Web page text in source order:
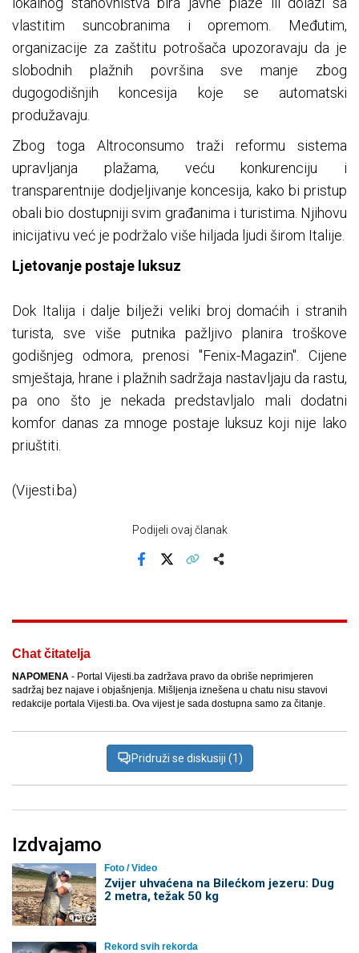
vlastitim suncobranima i opremom. Međutim,
organizacije za zaštitu potrošača upozoravaju da je
slobodnih plažnih površina sve manje zbog
dugogodišnjih koncesija koje se automatski
produžavaju.
Zbog toga Altroconsumo traži reformu sistema
upravljanja plažama, veću konkurenciju i
transparentnije dodjeljivanje koncesija, kako bi pristup
obali bio dostupniji svim građanima i turistima. Njihovu
inicijativu već je podržalo više hiljada ljudi širom Italije.
Ljetovanje postaje luksuz
Dok Italija i dalje bilježi veliki broj domaćih i stranih
turista, sve više putnika pažljivo planira troškove
godišnjeg odmora, prenosi "Fenix-Magazin". Cijene
smještaja, hrane i plažnih sadržaja nastavljaju da rastu,
pa ono što je nekada predstavljalo mali dodatni
komfor danas za mnoge postaje luksuz koji nije lako
priuštiti.
(Vijesti.ba)
Podijeli ovaj članak
Chat čitatelja
NAPOMENA - Portal Vijesti.ba zadržava pravo da obriše neprimjeren
sadržaj bez najave i objašnjenja. Mišljenja iznešena u chatu nisu stavovi
redakcije portala Vijesti.ba. Ova vijest je sada dostupna samo za čitanje.
Pridruži se diskusiji (1)
Izdvajamo
Foto / Video
Zvijer uhvaćena na Bilećkom jezeru: Dug
2 metra, težak 50 kg
Rekord svih rekorda